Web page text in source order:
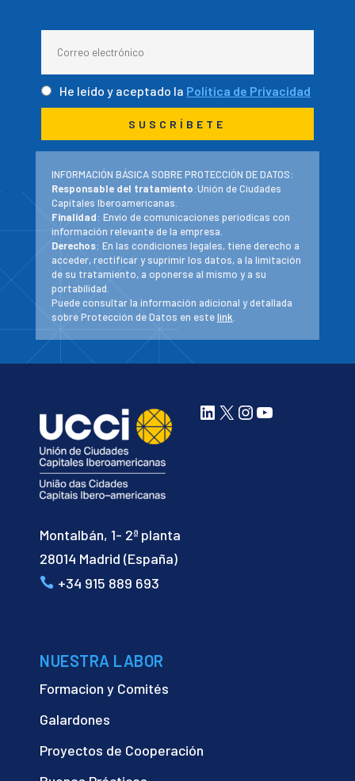
He leído y aceptado la Política de Privacidad
INFORMACIÓN BÁSICA SOBRE PROTECCIÓN DE DATOS:
Responsable del tratamiento:Unión de Ciudades
Capitales Iberoamericanas.
Finalidad: Envío de comunicaciones periodicas con
información relevante de la empresa.
Derechos: En las condiciones legales, tiene derecho a
acceder, rectificar y suprimir los datos, a la limitación
de su tratamiento, a oponerse al mismo y a su
portabilidad.
Puede consultar la información adicional y detallada
sobre Protección de Datos en estelink.
Montalbán, 1- 2ª planta
28014 Madrid (España)
+34 915 889 693
LinkedIn
X Instagram
YouTube
NUESTRA LABOR
Formacion y Comités
Galardones
Proyectos de Cooperación